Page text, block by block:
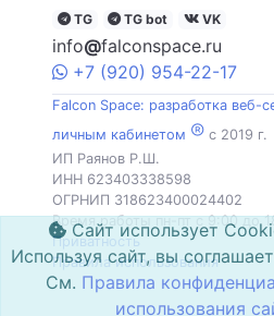
TG TG bot VK
info@falconspace.ru
+7 (920) 954-22-17
Falcon Space: разработка веб-
личным кабинетом ® c 2019 г.
ИП Раянов Р.Ш.
ИНН 623403338598
ОГРНИП 318623400024402
Время работы пн-пт с 9:00 до
Приватность
Правила использования
Сайт использует
Используя сайт, вы
См. Правила
использования